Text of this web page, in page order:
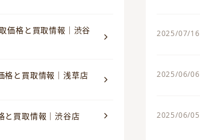
価格と買取情報｜渋谷
格と買取情報｜浅草店
と買取情報｜渋谷店
2025/07/16
2025/06/06
2025/06/05